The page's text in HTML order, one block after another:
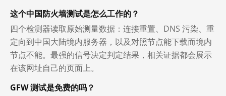
这个中国防火墙测试是怎么工作的？
四个检测器读取原始测量数据：连接重置、DNS 污染、重
定向到中国大陆境内服务器，以及对照节点能下载而境内
节点不能。最强的信号决定判定结果，相关证据都会展示
在该网址自己的页面上。
GFW 测试是免费的吗？